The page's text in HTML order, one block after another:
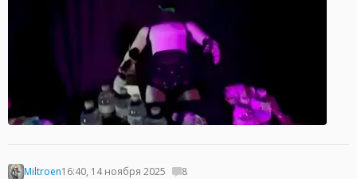
Miltroen16:40, 14 ноября 2025 8